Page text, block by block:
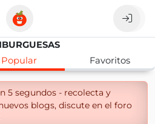
Popular Favoritos
5 segundos - recolecta y
blogs, discute en el foro